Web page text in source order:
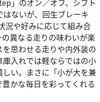
」のオン／オフ、シフト
ないが、回生ブレーキ
況や好みに応じて組み合
異なる走りの味わいが楽
思わせる走りや内外装の
入れでは軽ならではの小
い。まさに「小が大を兼
かな毎日を彩ってくれる